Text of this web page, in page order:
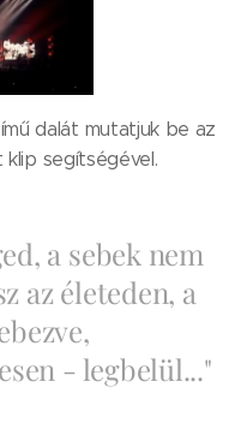
dalát mutatjuk be az
segítségével.
a sebek nem
az életeden, a
- legbelül..."